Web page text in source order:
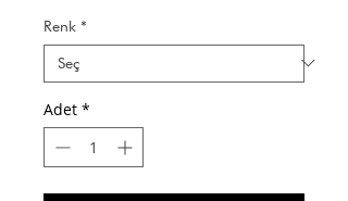
Renk *
Adet *